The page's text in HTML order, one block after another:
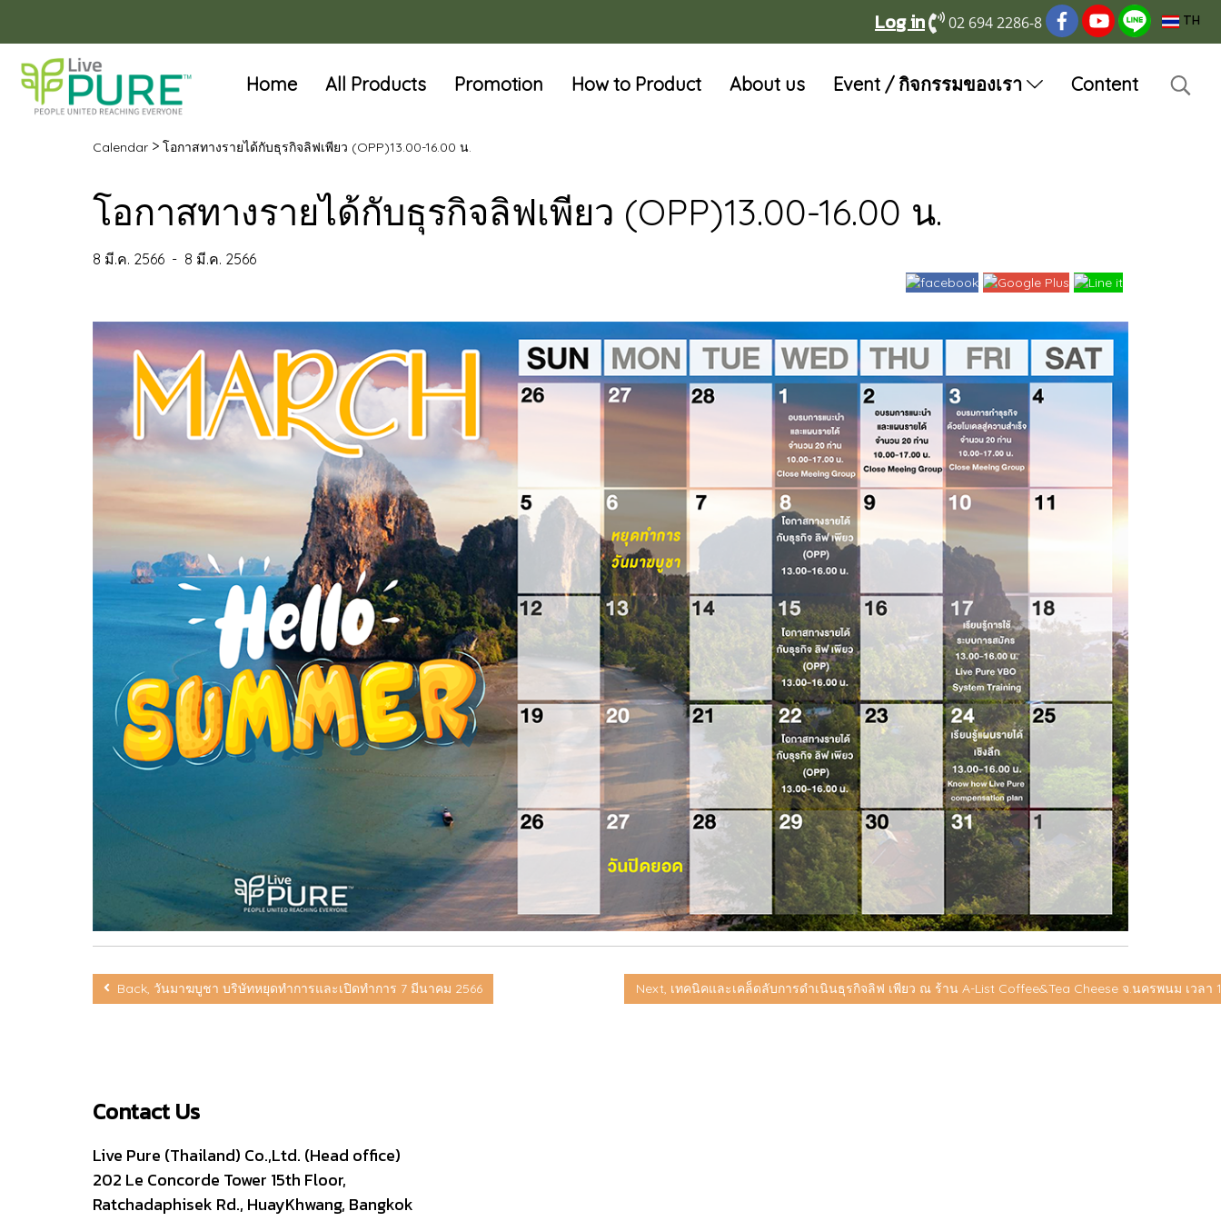
Log in 02 694 2286-8 TH
Home All Products Promotion How to Product About us Event / กิจกรรมของเรา Content
Calendar > โอกาสทางรายได้กับธุรกิจลิฟเพียว (OPP)13.00-16.00 น.
โอกาสทางรายได้กับธุรกิจลิฟเพียว (OPP)13.00-16.00 น.
8 มี.ค. 2566 - 8 มี.ค. 2566
Back, วันมาฆบูชา บริษัทหยุดทำการและเปิดทำการ 7 มีนาคม 2566 Next, เทคนิคและเคล็ดลับการดำเนินธุรกิจลิฟ เพียว ณ ร้าน A-List Coffee&Tea Cheese จ.นครพนม เวลา
Contact Us
Live Pure (Thailand) Co.,Ltd. (Head office)
202 Le Concorde Tower 15th Floor,
Ratchadaphisek Rd., HuayKhwang, Bangkok